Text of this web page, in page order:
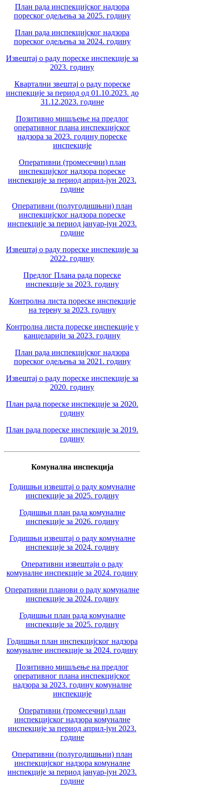
План рада инспекцијског надзора
пореског одељења за 2025. годину
План рада инспекцијског надзора
пореског одељења за 2024. годину
Извештај о раду пореске инспекције за
2023. годину
Квартални звештај о раду пореске
инспекције за период од 01.10.2023. до
31.12.2023. године
Позитивно мишљење на предлог
оперативног плана инспекцијског
надзора за 2023. годину пореске
инспекције
Оперативни (тромесечни) план
инспекцијског надзора пореске
инспекције за период април-јун 2023.
године
Оперативни (полугодишњни) план
инспекцијског надзора пореске
инспекције за период јануар-јун 2023.
године
Извештај о раду пореске инспекције за
2022. годину
Предлог Плана рада пореске
инспекције за 2023. годину
Контролна листа пореске инспекције
на терену за 2023. годину
Контролна листа пореске инспекције у
канцеларији за 2023. годину
План рада инспекцијског надзора
пореског одељења за 2021. годину
Извештај о раду пореске инспекције за
2020. годину
План рада пореске инспекције за 2020.
годину
План рада пореске инспекције за 2019.
годину
Комунална инспекција
Годишњи извештај о раду комуналне
инспекције за 2025. годину
Годишњи план рада комуналне
инспекције за 2026. годину
Годишњи извештај о раду комуналне
инспекције за 2024. годину
Оперативни извештаји о раду
комуналне инспекције за 2024. годину
Оперативни планови о раду комуналне
инспекције за 2024. годину
Годишњи план рада комуналне
инспекције за 2025. годину
Годишњи план инспекцијског надзора
комуналне инспекције за 2024. годину
Позитивно мишљење на предлог
оперативног плана инспекцијског
надзора за 2023. годину комуналне
инспекције
Оперативни (тромесечни) план
инспекцијског надзора комуналне
инспекције за период април-јун 2023.
године
Оперативни (полугодишњни) план
инспекцијског надзора комуналне
инспекције за период јануар-јун 2023.
године